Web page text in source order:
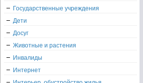
Государственные учреждения
Дети
Досуг
Животные и растения
Инвалиды
Интернет